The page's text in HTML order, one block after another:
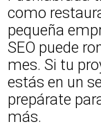
como
pequeña
SEO puede
mes. Si tu
estás en un
prepárate
más.